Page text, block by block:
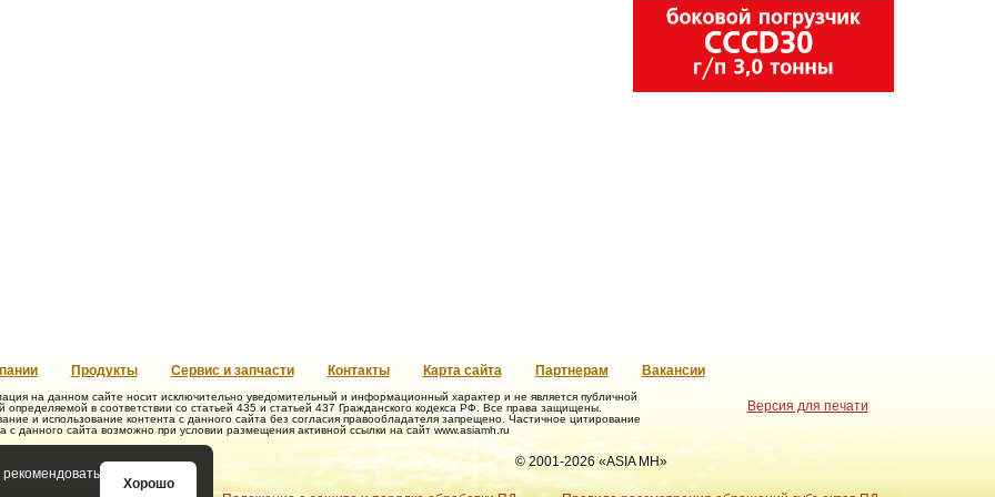
рекомендовать
Хорошо
Продукты Сервис и запчасти Контакты Карта сайта Партнерам Вакансии
на данном сайте носит исключительно уведомительный и информационный характер и не является публичной
определяемой в соответствии со статьей 435 и статьей 437 Гражданского кодекса РФ. Все права защищены.
и использование контента с данного сайта без согласия правообладателя запрещено. Частичное цитирование
с данного сайта возможно при условии размещения активной ссылки на сайт www.asiamh.ru
Версия для печати
© 2001-2026 «ASIA MH»